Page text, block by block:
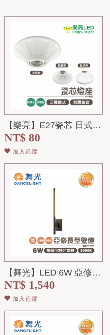
【樂亮】E27瓷芯 日式/日式/歐風 簡易燈座
NT$ 80
加入追蹤
【舞光】LED 6W 亞修長行壁燈 高演色 全電壓
NT$ 1,540
加入追蹤